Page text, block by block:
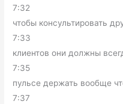
7:32
чтобы консультировать
7:33
клиентов они должны
7:35
пульсе держать вообще
7:37